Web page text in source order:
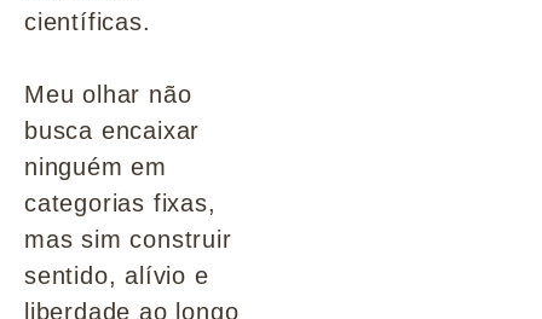
científicas.
Meu olhar não
busca encaixar
ninguém em
categorias fixas,
mas sim construir
sentido, alívio e
liberdade ao longo